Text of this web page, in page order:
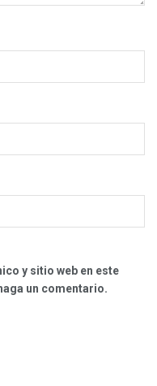
y sitio web en este
un comentario.